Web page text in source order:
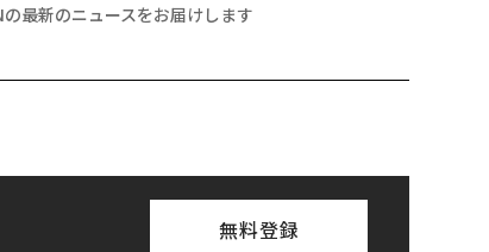
最新のニュースをお届けします
無料登録